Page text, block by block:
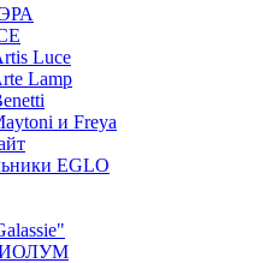
Luce
Lamp
и Freya
EGLO